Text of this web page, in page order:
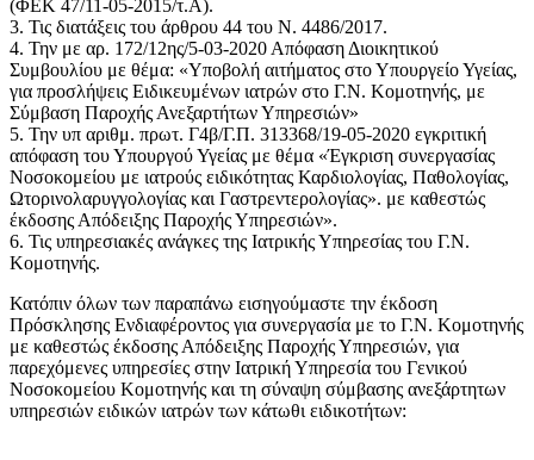
(ΦΕΚ 47/11-05-2015/τ.Α).
3. Τις διατάξεις του άρθρου 44 του Ν. 4486/2017.
4. Την με αρ. 172/12ης/5-03-2020 Απόφαση Διοικητικού
Συμβουλίου με θέμα: «Υποβολή αιτήματος στο Υπουργείο Υγείας,
για προσλήψεις Ειδικευμένων ιατρών στο Γ.Ν. Κομοτηνής, με
Σύμβαση Παροχής Ανεξαρτήτων Υπηρεσιών»
5. Την υπ αριθμ. πρωτ. Γ4β/Γ.Π. 313368/19-05-2020 εγκριτική
απόφαση του Υπουργού Υγείας με θέμα «Έγκριση συνεργασίας
Νοσοκομείου με ιατρούς ειδικότητας Καρδιολογίας, Παθολογίας,
Ωτορινολαρυγγολογίας και Γαστρεντερολογίας». με καθεστώς
έκδοσης Απόδειξης Παροχής Υπηρεσιών».
6. Τις υπηρεσιακές ανάγκες της Ιατρικής Υπηρεσίας του Γ.Ν.
Κομοτηνής.
Κατόπιν όλων των παραπάνω εισηγούμαστε την έκδοση
Πρόσκλησης Ενδιαφέροντος για συνεργασία με το Γ.Ν. Κομοτηνής
με καθεστώς έκδοσης Απόδειξης Παροχής Υπηρεσιών, για
παρεχόμενες υπηρεσίες στην Ιατρική Υπηρεσία του Γενικού
Νοσοκομείου Κομοτηνής και τη σύναψη σύμβασης ανεξάρτητων
υπηρεσιών ειδικών ιατρών των κάτωθι ειδικοτήτων: